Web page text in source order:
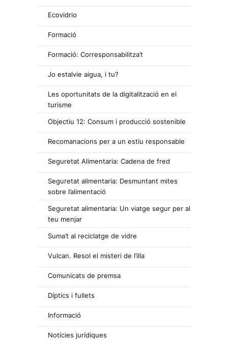
Ecovidrio
Formació
Formació: Corresponsabilitza’t
Jo estalvie aigua, i tu?
Les oportunitats de la digitalització en el
turisme
Objectiu 12: Consum i producció sostenible
Recomanacions per a un estiu responsable
Seguretat Alimentaria: Cadena de fred
Seguretat alimentaria: Desmuntant mites
sobre l’alimentació
Seguretat alimentaria: Un viatge segur per al
teu menjar
Suma’t al reciclatge de vidre
Vulcan. Resol el misteri de l’illa
Comunicats de premsa
Díptics i fullets
Informació
Notícies jurídiques